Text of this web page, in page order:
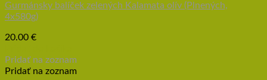
Gurmánsky balíček zelených Kalamata olív (Plnených,
4x580g)
20.00 €
Pridať na zoznam
Pridať na zoznam